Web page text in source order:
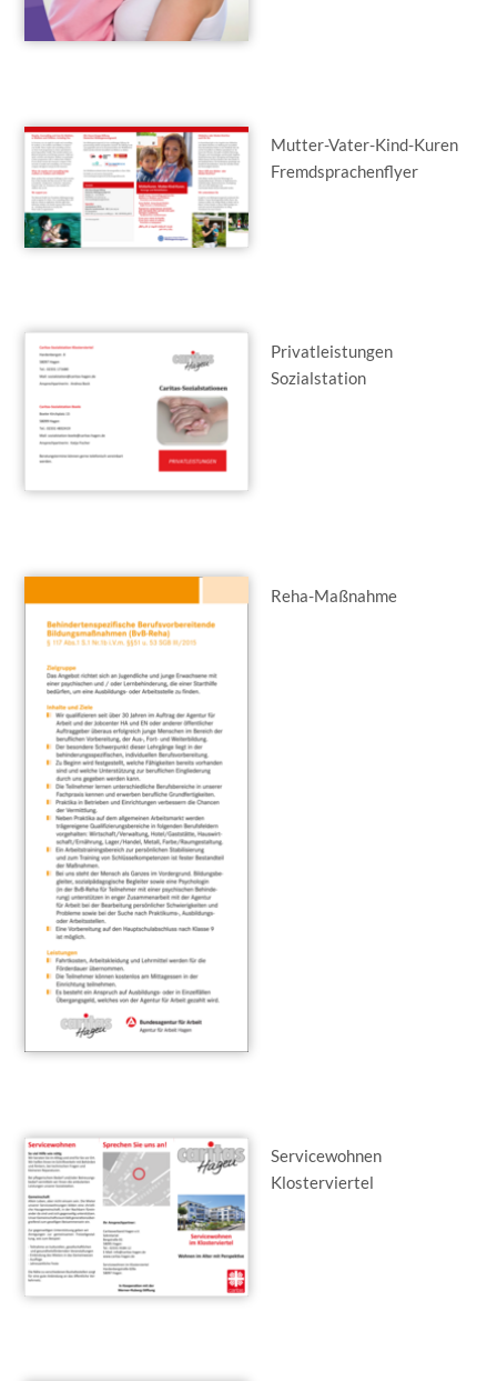
Mutter-Vater-Kind-Kuren
Fremdsprachenflyer
Privatleistungen
Sozialstation
Reha-Maßnahme
Servicewohnen
Klosterviertel